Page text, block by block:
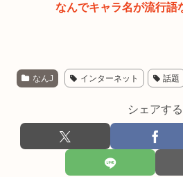
なんでキャラ名が流行語
なんJ インターネット 話題
シェアする